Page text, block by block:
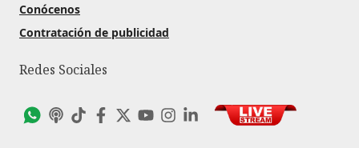
Conócenos
Contratación de publicidad
Redes Sociales